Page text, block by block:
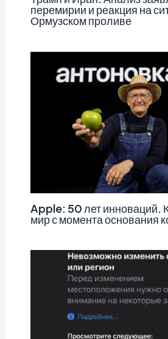
перемирии и реакция на
Ормузском проливе
Apple: 50 лет инноваций.
мир с момента основания